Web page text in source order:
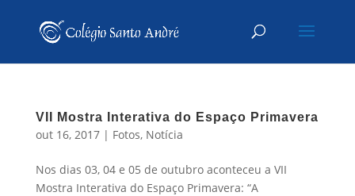
VII Mostra Interativa do Espaço Primavera
out 16, 2017| Fotos, Notícia
Nos dias 03, 04 e 05 de outubro aconteceu a VII
Mostra Interativa do Espaço Primavera: “A